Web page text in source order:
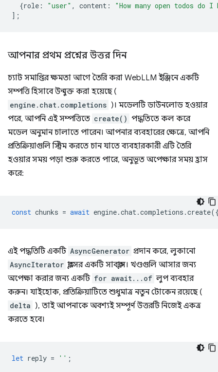
{role : "user" , content :
"How many open todos do I
];
আপনার প্রথম প্রশ্নের উত্তর দিন
চ্যাট সমাপ্তির ক্ষমতা আগে তৈরি করা WebLLM ইঞ্জিনে একটি
সম্পত্তি হিসাবে উন্মুক্ত করা হয়েছে (
engine.chat.completions )। মডেলটি ডাউনলোড হওয়ার
পরে, আপনি এই সম্পত্তিতে create() পদ্ধতিতে কল করে
মডেল অনুমান চালাতে পারেন। আপনার ব্যবহারের ক্ষেত্রে, আপনি
প্রতিক্রিয়াগুলি স্ট্রিম করতে চান যাতে ব্যবহারকারী এটি তৈরি
হওয়ার সময় পড়া শুরু করতে পারে, অনুভূত অপেক্ষার সময় হ্রাস
করে:
const chunks = await engine.chat.completions .create
এই পদ্ধতিটি একটি AsyncGenerator প্রদান করে, লুকানো
AsyncIterator ক্লাসের একটি সাবক্লাস। খণ্ডগুলি আসার জন্য
অপেক্ষা করার জন্য একটি for await...of লুপ ব্যবহার
করুন। যাইহোক, প্রতিক্রিয়াটিতে শুধুমাত্র নতুন টোকেন রয়েছে (
delta ), তাই আপনাকে অবশ্যই সম্পূর্ণ উত্তরটি নিজেই একত্র
করতে হবে।
let reply = '' ;